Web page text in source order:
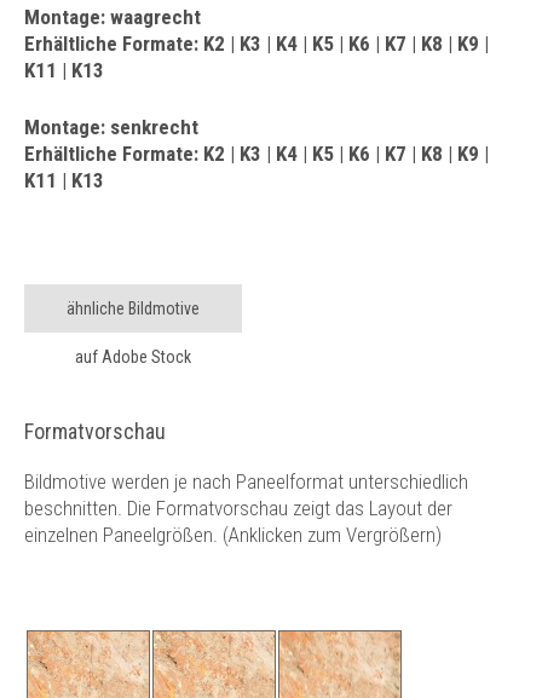
Montage: waagrecht
Erhältliche Formate: K2 | K3 | K4 | K5 | K6 | K7 | K8 | K9 |
K11 | K13
Montage: senkrecht
Erhältliche Formate: K2 | K3 | K4 | K5 | K6 | K7 | K8 | K9 |
K11 | K13
ähnliche Bildmotive
auf Adobe Stock
Formatvorschau
Bildmotive werden je nach Paneelformat unterschiedlich
beschnitten. Die Formatvorschau zeigt das Layout der
einzelnen Paneelgrößen. (Anklicken zum Vergrößern)